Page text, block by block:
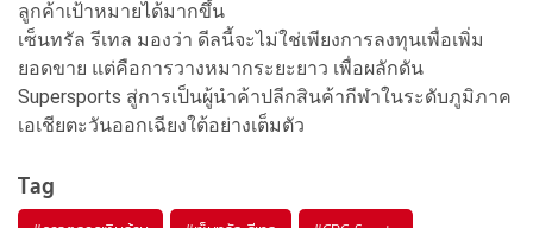
ลูกค้าเป้าหมายได้มากขึ้น
เซ็นทรัล รีเทล มองว่า ดีลนี้จะไม่ใช่เพียงการลงทุนเพื่อเพิ่ม
ยอดขาย แต่คือการวางหมากระยะยาว เพื่อผลักดัน
Supersports สู่การเป็นผู้นำค้าปลีกสินค้ากีฬาในระดับภูมิภาค
เอเชียตะวันออกเฉียงใต้อย่างเต็มตัว
Tag